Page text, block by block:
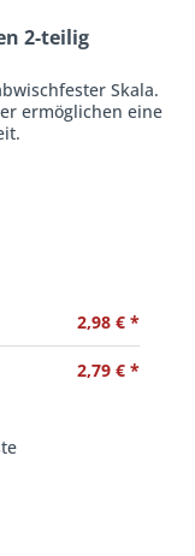
2-teilig
Skala.
ermöglichen eine
2,98 € *
2,79 € *